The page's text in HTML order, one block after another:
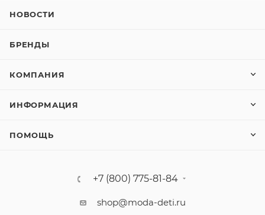
НОВОСТИ
БРЕНДЫ
КОМПАНИЯ
ИНФОРМАЦИЯ
ПОМОЩЬ
+7 (800) 775-81-84
shop@moda-deti.ru